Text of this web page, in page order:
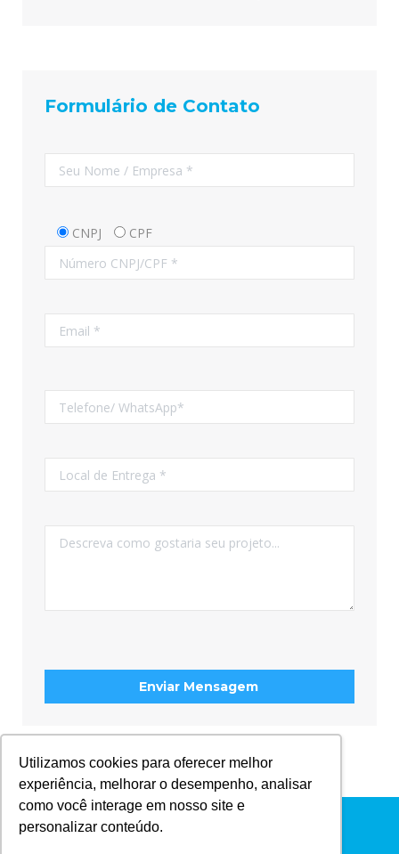
Utilizamos cookies para oferecer melhor
experiência, melhorar o desempenho, analisar
como você interage em nosso site e
personalizar conteúdo.
Formulário de Contato
CNPJ CPF